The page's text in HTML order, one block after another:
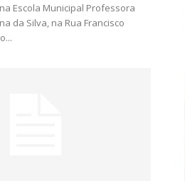
Escola Municipal Professora
da Silva, na Rua Francisco